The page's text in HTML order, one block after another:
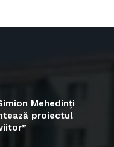
Mehedinți
proiectul